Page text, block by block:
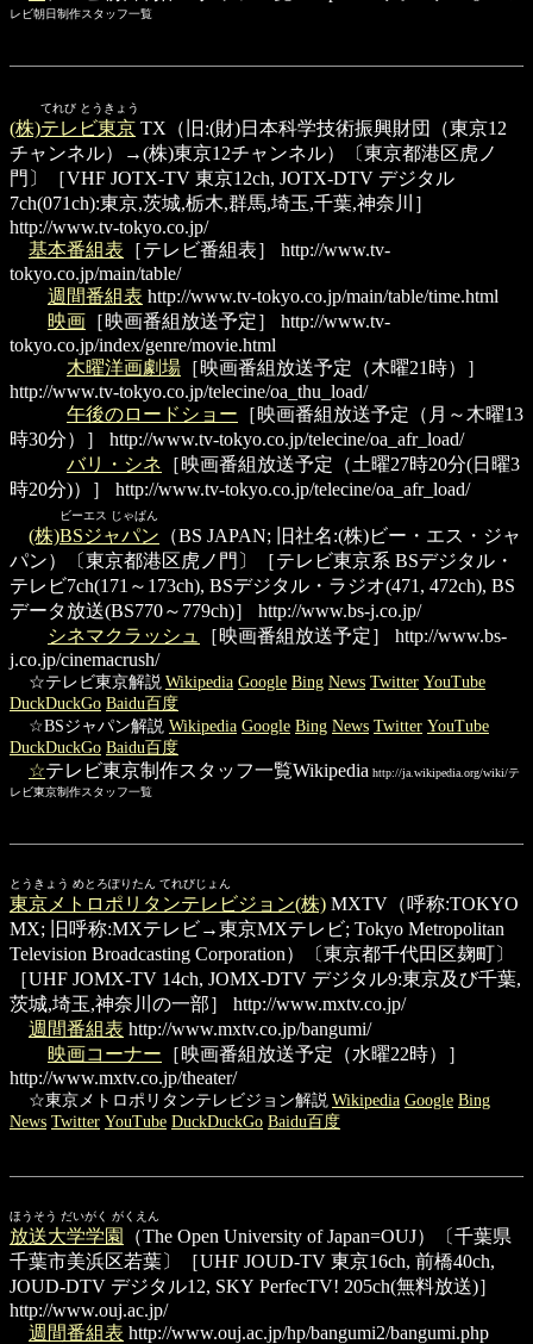
レビ朝日制作スタッフ一覧
てれび とうきょう
(株)テレビ東京 TX（旧:(財)日本科学技術振興財団（東京12
チャンネル）→(株)東京12チャンネル）〔東京都港区虎ノ
門〕［VHF JOTX-TV 東京12ch, JOTX-DTV デジタル
7ch(071ch):東京,茨城,栃木,群馬,埼玉,千葉,神奈川］
http://www.tv-tokyo.co.jp/
基本番組表 ［テレビ番組表］
http://www.tv-
tokyo.co.jp/main/table/
週間番組表 http://www.tv-tokyo.co.jp/main/table/time.html
映画 ［映画番組放送予定］
http://www.tv-
tokyo.co.jp/index/genre/movie.html
木曜洋画劇場 ［映画番組放送予定（木曜21時）］
http://www.tv-tokyo.co.jp/telecine/oa_thu_load/
午後のロードショー ［映画番組放送予定（月～木曜13
時30分）］
http://www.tv-tokyo.co.jp/telecine/oa_afr_load/
バリ・シネ ［映画番組放送予定（土曜27時20分(日曜3
時20分)）］
http://www.tv-tokyo.co.jp/telecine/oa_afr_load/
ビーエス じゃぱん
(株)BSジャパン （BS JAPAN; 旧社名:(株)ビー・エス・ジャ
パン）〔東京都港区虎ノ門〕［テレビ東京系 BSデジタル・
テレビ7ch(171～173ch), BSデジタル・ラジオ(471, 472ch), BS
データ放送(BS770～779ch)］
http://www.bs-j.co.jp/
シネマクラッシュ
［映画番組放送予定］
http://www.bs-
j.co.jp/cinemacrush/
☆テレビ東京解説 Wikipedia Google Bing News Twitter YouTube
DuckDuckGo Baidu百度
☆BSジャパン解説 Wikipedia Google Bing News Twitter YouTube
DuckDuckGo Baidu百度
☆テレビ東京制作スタッフ一覧Wikipedia http://ja.wikipedia.org/wiki/テ
レビ東京制作スタッフ一覧
とうきょう めとろぽりたん てれびじょん
東京メトロポリタンテレビジョン(株) MXTV（呼称:TOKYO
MX; 旧呼称:MXテレビ→東京MXテレビ; Tokyo Metropolitan
Television Broadcasting Corporation）〔東京都千代田区麹町〕
［UHF JOMX-TV 14ch, JOMX-DTV デジタル9:東京及び千葉,
茨城,埼玉,神奈川の一部］
http://www.mxtv.co.jp/
週間番組表 http://www.mxtv.co.jp/bangumi/
映画コーナー ［映画番組放送予定（水曜22時）］
http://www.mxtv.co.jp/theater/
☆東京メトロポリタンテレビジョン解説 Wikipedia Google Bing
News Twitter YouTube DuckDuckGo Baidu百度
ほうそう だいがく がくえん
放送大学学園
（The Open University of Japan=OUJ）〔千葉県
千葉市美浜区若葉〕［UHF JOUD-TV 東京16ch, 前橋40ch,
JOUD-DTV デジタル12, SKY PerfecTV! 205ch(無料放送)］
http://www.ouj.ac.jp/
週間番組表 http://www.ouj.ac.jp/hp/bangumi2/bangumi.php